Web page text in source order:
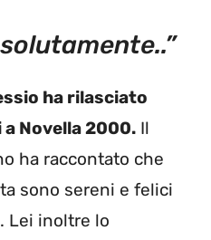
ha rilasciato
Novella 2000. Il
ha raccontato che
sono sereni e felici
Lei inoltre lo